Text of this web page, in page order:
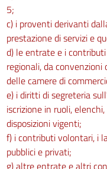
5;
c) i proventi derivanti
prestazione di servizi e
d) le entrate e i
regionali, da
delle camere di
e) i diritti di segreteria
iscrizione in ruoli,
disposizioni vigenti;
f) i contributi volontari, i
pubblici e privati;
g) altre entrate e altri